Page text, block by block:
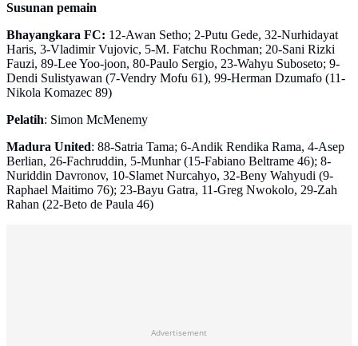
Susunan pemain
Bhayangkara FC: 12-Awan Setho; 2-Putu Gede, 32-Nurhidayat
Haris, 3-Vladimir Vujovic, 5-M. Fatchu Rochman; 20-Sani Rizki
Fauzi, 89-Lee Yoo-joon, 80-Paulo Sergio, 23-Wahyu Suboseto; 9-
Dendi Sulistyawan (7-Vendry Mofu 61), 99-Herman Dzumafo (11-
Nikola Komazec 89)
Pelatih: Simon McMenemy
Madura United: 88-Satria Tama; 6-Andik Rendika Rama, 4-Asep
Berlian, 26-Fachruddin, 5-Munhar (15-Fabiano Beltrame 46); 8-
Nuriddin Davronov, 10-Slamet Nurcahyo, 32-Beny Wahyudi (9-
Raphael Maitimo 76); 23-Bayu Gatra, 11-Greg Nwokolo, 29-Zah
Rahan (22-Beto de Paula 46)
Advertisement